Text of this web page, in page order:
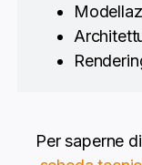
Per saperne